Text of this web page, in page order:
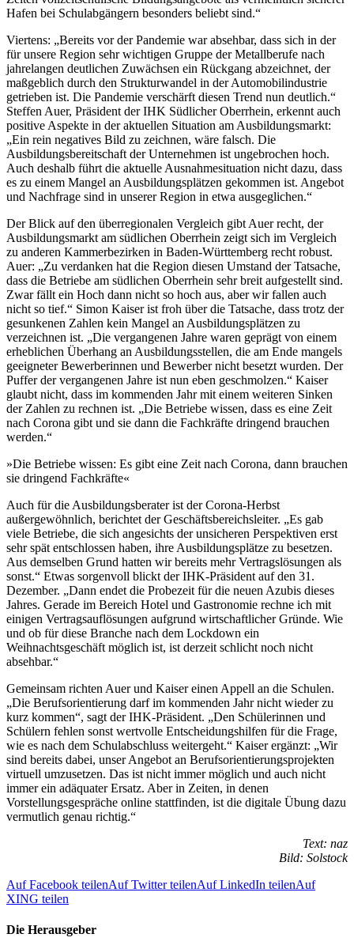
Hafen bei Schulabgängern besonders beliebt sind.“
Viertens: „Bereits vor der Pandemie war absehbar, dass sich in der
für unsere Region sehr wichtigen Gruppe der Metallberufe nach
jahrelangen deutlichen Zuwächsen ein Rückgang abzeichnet, der
maßgeblich durch den Strukturwandel in der Automobilindustrie
getrieben ist. Die Pandemie verschärft diesen Trend nun deutlich.“
Steffen Auer, Präsident der IHK Südlicher Oberrhein, erkennt auch
positive Aspekte in der aktuellen Situation am Ausbildungsmarkt:
„Ein rein negatives Bild zu zeichnen, wäre falsch. Die
Ausbildungsbereitschaft der Unternehmen ist ungebrochen hoch.
Auch deshalb führt die aktuelle Ausnahmesituation nicht dazu, dass
es zu einem Mangel an Ausbildungsplätzen gekommen ist. Angebot
und Nachfrage sind in unserer Region in etwa ausgeglichen.“
Der Blick auf den überregionalen Vergleich gibt Auer recht, der
Ausbildungsmarkt am südlichen Oberrhein zeigt sich im Vergleich
zu anderen Kammerbezirken in Baden-Württemberg recht robust.
Auer: „Zu verdanken hat die Region diesen Umstand der Tatsache,
dass die Betriebe am südlichen Oberrhein sehr breit aufgestellt sind.
Zwar fällt ein Hoch dann nicht so hoch aus, aber wir fallen auch
nicht so tief.“ Simon Kaiser ist froh über die Tatsache, dass trotz der
gesunkenen Zahlen kein Mangel an Ausbildungsplätzen zu
verzeichnen ist. „Die vergangenen Jahre waren geprägt von einem
erheblichen Überhang an Ausbildungsstellen, die am Ende mangels
geeigneter Bewerberinnen und Bewerber nicht besetzt wurden. Der
Puffer der vergangenen Jahre ist nun eben geschmolzen.“ Kaiser
glaubt nicht, dass im kommenden Jahr mit einem weiteren Sinken
der Zahlen zu rechnen ist. „Die Betriebe wissen, dass es eine Zeit
nach Corona gibt und sie dann die Fachkräfte dringend brauchen
werden.“
»Die Betriebe wissen: Es gibt eine Zeit nach Corona, dann brauchen
sie dringend Fachkräfte«
Auch für die Ausbildungsberater ist der Corona-Herbst
außergewöhnlich, berichtet der Geschäftsbereichsleiter. „Es gab
viele Betriebe, die sich angesichts der unsicheren Perspektiven erst
sehr spät entschlossen haben, ihre Ausbildungsplätze zu besetzen.
Aus demselben Grund hatten wir bereits mehr Vertragslösungen als
sonst.“ Etwas sorgenvoll blickt der IHK-Präsident auf den 31.
Dezember. „Dann endet die Probezeit für die neuen Azubis dieses
Jahres. Gerade im Bereich Hotel und Gastronomie rechne ich mit
einigen Vertragsauflösungen aufgrund wirtschaftlicher Gründe. Wie
und ob für diese Branche nach dem Lockdown ein
Weihnachtsgeschäft möglich ist, ist derzeit schlicht noch nicht
absehbar.“
Gemeinsam richten Auer und Kaiser einen Appell an die Schulen.
„Die Berufsorientierung darf im kommenden Jahr nicht wieder zu
kurz kommen“, sagt der IHK-Präsident. „Den Schülerinnen und
Schülern fehlen sonst wertvolle Entscheidungshilfen für die Frage,
wie es nach dem Schulabschluss weitergeht.“ Kaiser ergänzt: „Wir
sind bereits dabei, unser Angebot an Berufsorientierungsprojekten
virtuell umzusetzen. Das ist nicht immer möglich und auch nicht
immer ein adäquater Ersatz. Aber in Zeiten, in denen
Vorstellungsgespräche online stattfinden, ist die digitale Übung dazu
vermutlich genau richtig.“
Text: naz
Bild: Solstock
Auf Facebook teilenAuf Twitter teilenAuf LinkedIn teilenAuf
XING teilen
Die Herausgeber